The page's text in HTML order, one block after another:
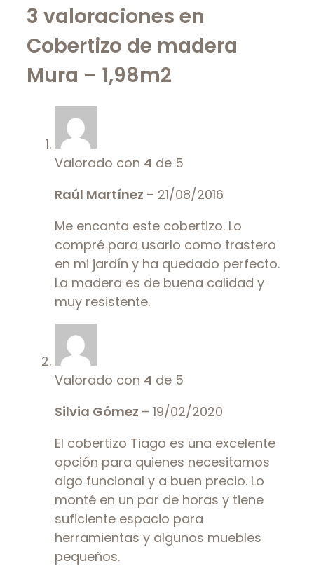
3 valoraciones en
Cobertizo de madera
Mura – 1,98m2
Valorado con 4 de 5
Raúl Martínez – 21/08/2016
Me encanta este cobertizo. Lo
compré para usarlo como trastero
en mi jardín y ha quedado perfecto.
La madera es de buena calidad y
muy resistente.
Valorado con 4 de 5
Silvia Gómez – 19/02/2020
El cobertizo Tiago es una excelente
opción para quienes necesitamos
algo funcional y a buen precio. Lo
monté en un par de horas y tiene
suficiente espacio para
herramientas y algunos muebles
pequeños.